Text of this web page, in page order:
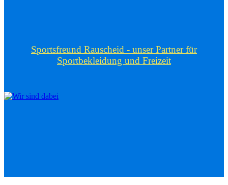
Sportsfreund Rauscheid - unser Partner für
Sportbekleidung und Freizeit